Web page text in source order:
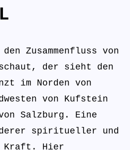
Zusammenfluss von
der sieht den
im Norden von
von Kufstein
Salzburg. Eine
spiritueller und
Kraft. Hier